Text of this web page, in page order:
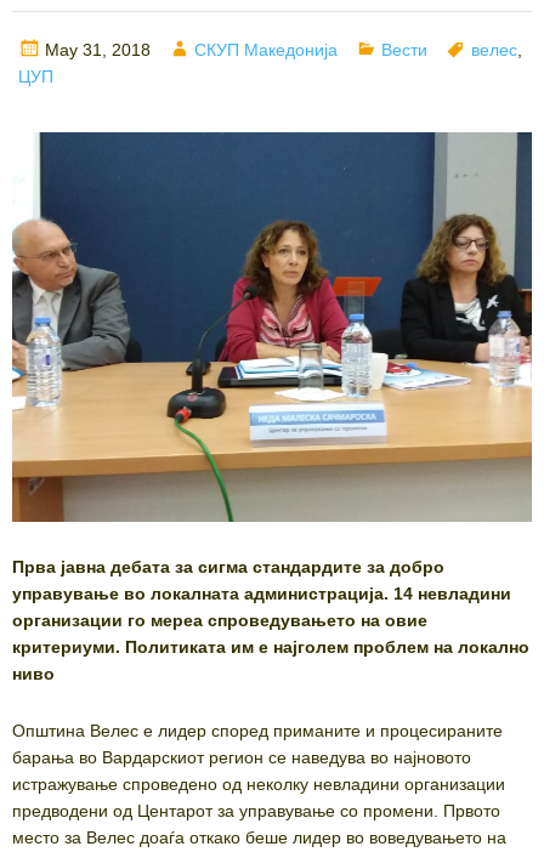
Posted
on
May 31, 2018 Author
СКУП Македонија Categories
Вести Tags
велес
ЦУП
Прва јавна дебата за сигма стандардите за добро
управување во локалната администрација. 14 невладини
организации го мереа спроведувањето на овие
критериуми. Политиката им е најголем проблем на локално
ниво
Општина Велес е лидер според приманите и процесираните
барања во Вардарскиот регион се наведува во најновото
истражување спроведено од неколку невладини организации
предводени од Центарот за управување со промени. Првото
место за Велес доаѓа откако беше лидер во воведувањето на